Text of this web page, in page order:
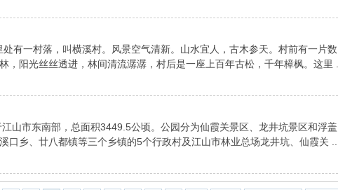
有一村落，叫横溪村。风景空气清新。山水宜人，古木参天。村前有一片数
，阳光丝丝透进，林间清流潺潺，村后是一座上百年古松，千年樟枫。这里 ...
山市东南部，总面积3449.5公顷。公园分为仙霞关景区、龙井坑景区和浮
口乡、廿八都镇等三个乡镇的5个行政村及江山市林业总场龙井坑、仙霞关 ...